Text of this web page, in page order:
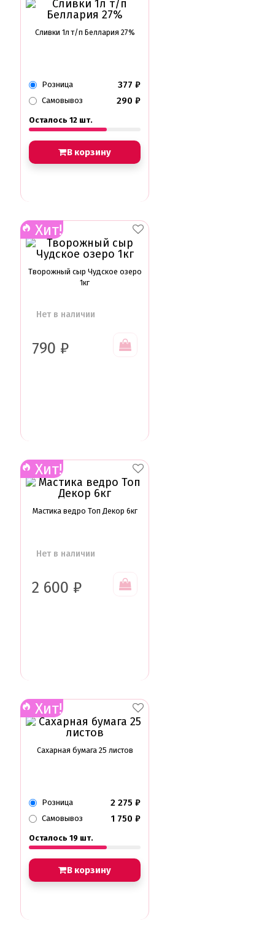
Сливки 1л т/п Беллария 27%
Розница 377 ₽
Самовывоз 290 ₽
Осталось 12 шт.
В корзину
Хит!
Творожный сыр Чудское озеро
1кг
Нет в наличии
790 ₽
Хит!
Мастика ведро Топ Декор 6кг
Нет в наличии
2 600 ₽
Хит!
Сахарная бумага 25 листов
Розница 2 275 ₽
Самовывоз 1 750 ₽
Осталось 19 шт.
В корзину